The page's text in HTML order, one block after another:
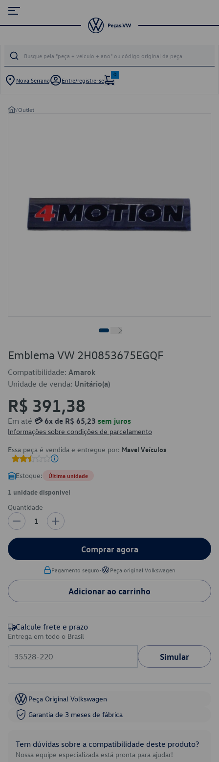
Nova Serrana Entre/registre-se
0
/Outlet
Emblema VW 2H0853675EGQF
Compatibilidade: Amarok
Unidade de venda: Unitário(a)
R$ 391,38
Em até 💳 6x de R$ 65,23 sem juros
Informações sobre condições de parcelamento
Essa peça é vendida e entregue por: Mavel Veículos
Estoque: Última unidade
1 unidade disponível
Quantidade
1
Comprar agora
Pagamento seguro• Peça original Volkswagen
Adicionar ao carrinho
Calcule frete e prazo
Entrega em todo o Brasil
Simular
Peça Original Volkswagen
Garantia de 3 meses de fábrica
Tem dúvidas sobre a compatibilidade deste produto?
Nossa equipe especializada está pronta para ajudar!